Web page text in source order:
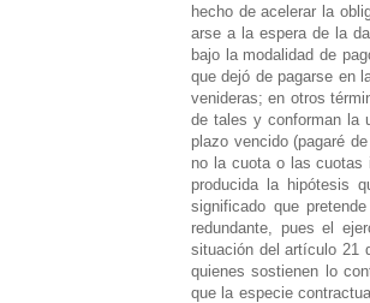
hecho de acelerar la
arse a la espera de la
bajo la modalidad de
que dejó de pagarse en
venideras; en otros
de tales y conforman la
plazo vencido (pagaré
no la cuota o las cuotas
producida la hipótesis
significado que
redundante, pues el
situación del artículo 21
quienes sostienen lo
que la especie